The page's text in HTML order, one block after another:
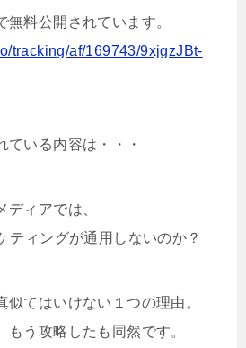
料公開されています。
tracking/af/169743/9xjgzJBt-
ている内容は・・・
ディアでは、
ティングが通用しないのか？
似てはいけない１つの理由。
もう攻略したも同然です。